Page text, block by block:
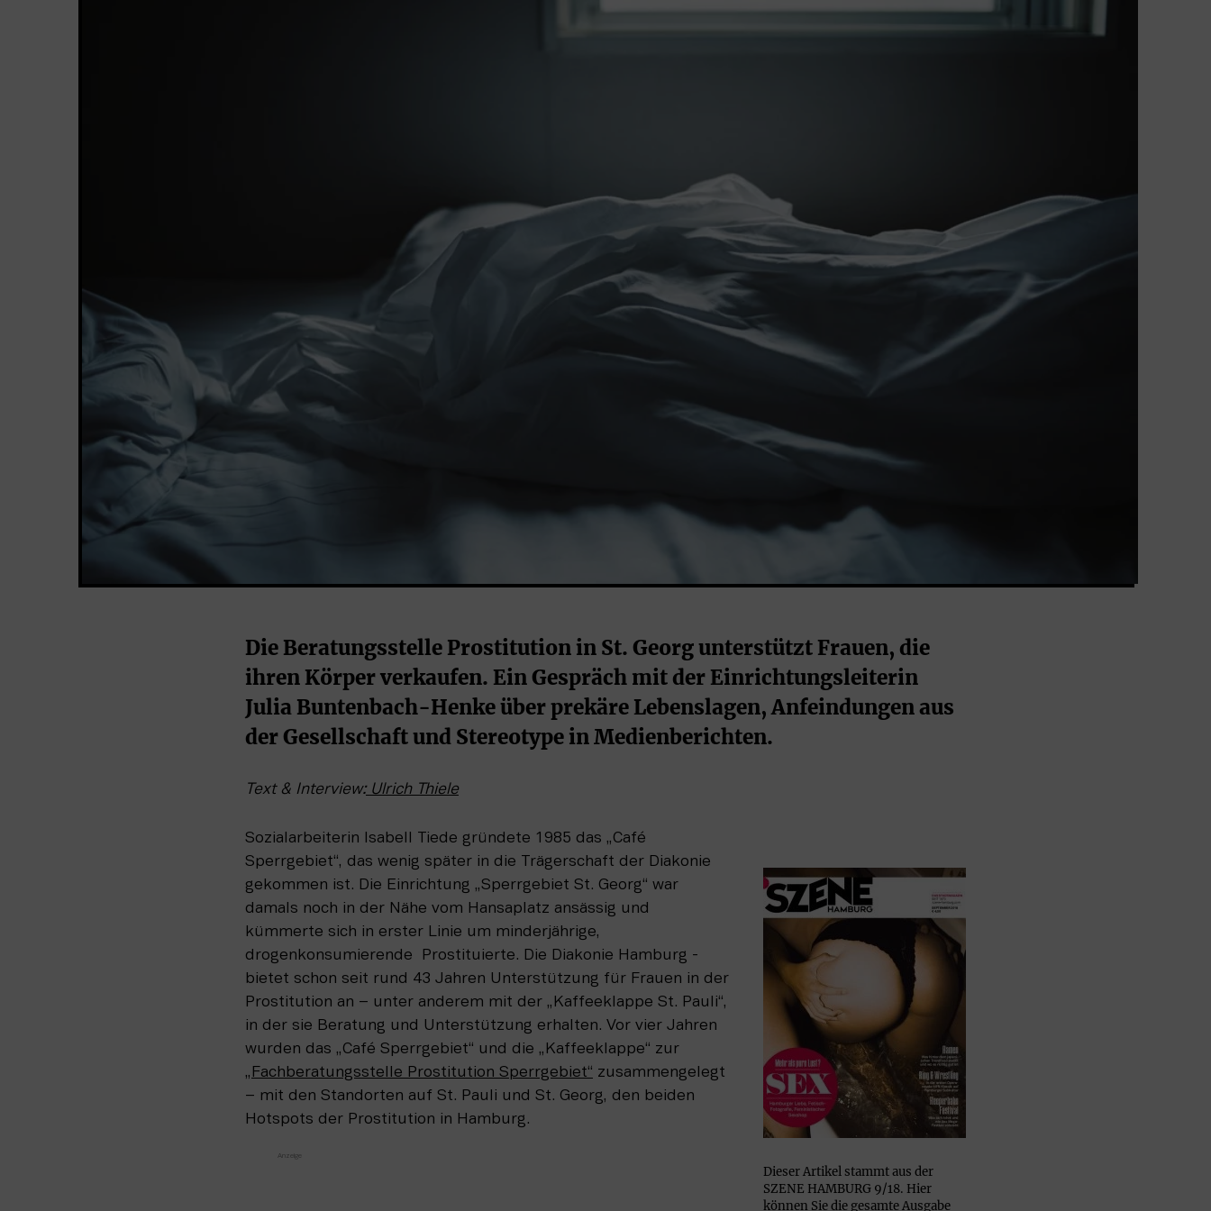
Die Beratungsstelle Prostitution in St. Georg unterstützt Frauen, die
ihren Körper verkaufen. Ein Gespräch mit der Einrichtungsleiterin
Julia Buntenbach-Henke über prekäre Lebenslagen, Anfeindungen aus
der Gesellschaft und Stereotype in Medienberichten.
Text & Interview: Ulrich Thiele
Dieser Artikel stammt aus der
SZENE HAMBURG 9/18. Hier
können Sie die gesamte Ausgabe
Sozialarbeiterin Isabell Tiede gründete 1985 das „Café
Sperrgebiet“, das wenig später in die Trägerschaft der Diakonie
gekommen ist. Die Einrichtung „Sperrgebiet St. Georg“ war
damals noch in der Nähe vom Hansa­platz ansässig und
kümmerte sich in erster ­Linie um minderjährige,
drogenkonsumierende ­ Prostituierte. Die Diakonie Hamburg ­
bietet schon seit rund 43 Jahren Unterstützung für Frauen in der
Prostitution ­an – unter anderem mit der „Kaffeeklappe St. Pauli“,
in der sie Beratung und Unterstützung erhalten. Vor vier Jahren
wurden das „Café Sperrgebiet“ und die „Kaffeeklappe“ zur
„Fachberatungsstelle Prostitution Sperrgebiet“ zusammengelegt
– mit den Standorten auf St. Pauli und St. Georg, den beiden
Hotspots der Prostitution in Hamburg.